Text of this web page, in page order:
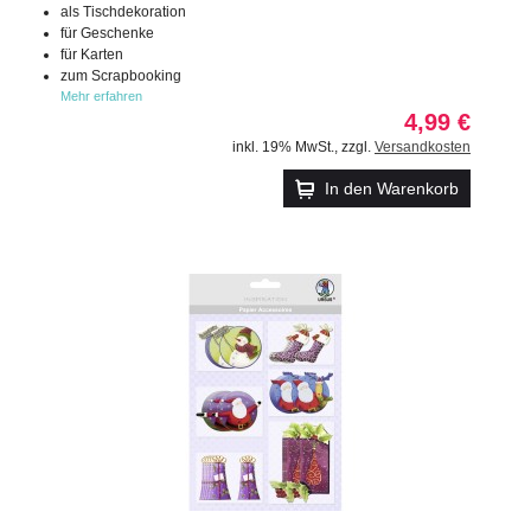
als Tischdekoration
für Geschenke
für Karten
zum Scrapbooking
Mehr erfahren
4,99 €
inkl. 19% MwSt. zzgl. Versandkosten
In den Warenkorb